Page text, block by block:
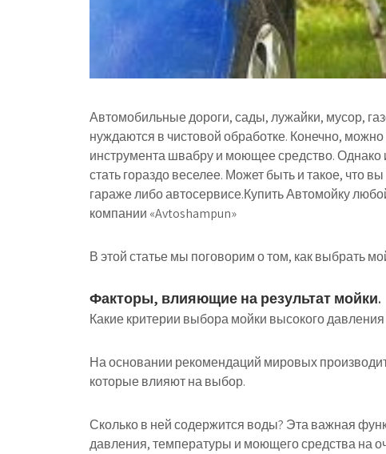
Автомобильные дороги, сады, лужайки, мусор,
нуждаются в чистовой обработке. Конечно,
инструмента швабру и моющее средство.
стать гораздо веселее. Может быть и такое, что
гараже либо автосервисе.Купить Автомойку
компании «Avtoshampun»
В этой статье мы поговорим о том, как выбрать
Факторы, влияющие на результат мойки.
Какие критерии выбора мойки высокого давления
На основании рекомендаций мировых
которые влияют на выбор.
Сколько в ней содержится воды? Эта важная
давления, температуры и моющего средства на